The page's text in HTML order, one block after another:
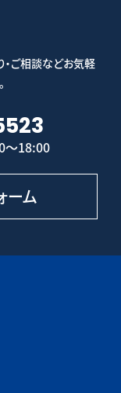
ご相談などお気軽
～18:00
ーム